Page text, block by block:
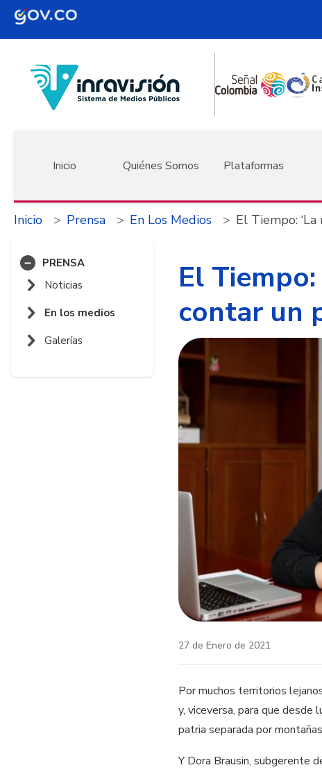
Pasar al contenido principal
Inicio Quiénes Somos Plataformas
Inicio Prensa En Los Medios El Tiempo:
PRENSA
Noticias
En los medios
Galerías
El
contar un
27 de Enero de 2021
Por muchos territorios
y, viceversa, para que
patria separada por
Y Dora Brausin, subgerente